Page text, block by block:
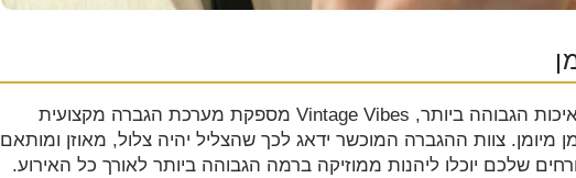
כדי להבטיח שהמוזיקה תישמע באיכות הגבוהה ביותר, Vintage Vibes מספקת מערכת הגברה מקצועית
מיומן. צוות ההגברה המוכשר ידאג לכך שהצליל יהיה צלול, מאוזן ומותאם
שלכם יוכלו ליהנות ממוזיקה ברמה הגבוהה ביותר לאורך כל האירוע.